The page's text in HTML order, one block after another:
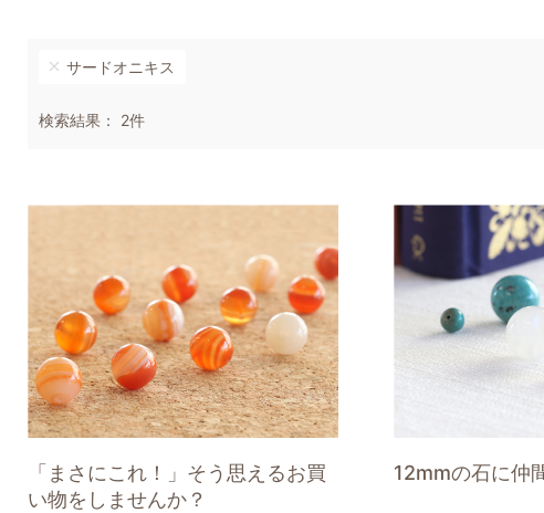
サードオニキス
検索結果： 2件
「まさにこれ！」そう思えるお買
い物をしませんか？
12mmの石に仲